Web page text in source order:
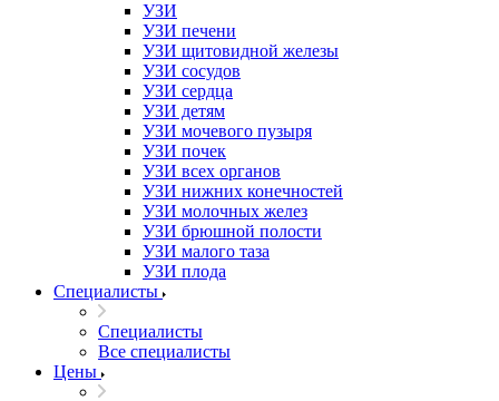
УЗИ
УЗИ печени
УЗИ щитовидной железы
УЗИ сосудов
УЗИ сердца
УЗИ детям
УЗИ мочевого пузыря
УЗИ почек
УЗИ всех органов
УЗИ нижних конечностей
УЗИ молочных желез
УЗИ брюшной полости
УЗИ малого таза
УЗИ плода
Специалисты
Специалисты
Все специалисты
Цены